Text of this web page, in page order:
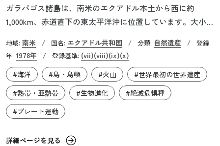
ガラパゴス諸島は、南米のエクアドル本土から西に約
1,000km、赤道直下の東太平洋沖に位置しています。大小19
噴火によって誕生した島で、これまでに一度も大陸と陸続
きになったことがない海洋島です。動植物は隔絶された島
の環境に適応し、独自の進化を遂げていきました。現在、
ガラパゴス諸島の陸地の97%は保護地区となっており、サ
ンタ・クルス、イサベラ、サン・クリストバル、フロレア
ナの4つの島を除き、人は住んでいません。
地域: 南米 / 国名: エクアドル共和国 / 分類: 自然遺産 /
登録
年: 1978年 / 登録基準: (vii)(viii)(ix)(x)
#海洋
#島・島嶼 #火山
#世界最初の世界遺産
#熱帯・亜熱帯
#生物進化
#絶滅危惧種
#プレート運動
詳細ページを見る